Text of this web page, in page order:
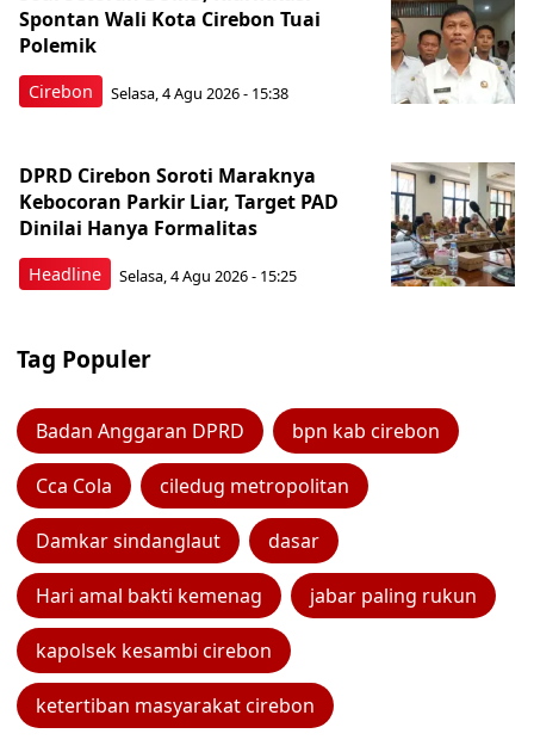
Cirebon
Spontan Wali Kota Cirebon Tuai
Polemik
Selasa, 4 Agu 2026 - 15:38
Headline
DPRD Cirebon Soroti Maraknya
Kebocoran Parkir Liar, Target PAD
Dinilai Hanya Formalitas
Selasa, 4 Agu 2026 - 15:25
Tag Populer
Badan Anggaran DPRD bpn kab cirebon
Cca Cola ciledug metropolitan
Damkar sindanglaut dasar
Hari amal bakti kemenag jabar paling rukun
kapolsek kesambi cirebon
ketertiban masyarakat cirebon